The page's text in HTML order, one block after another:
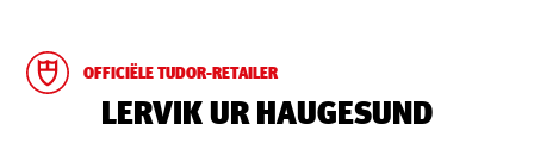
OFFICIËLE TUDOR-RETAILER
‭LERVIK UR HAUGESUND‬